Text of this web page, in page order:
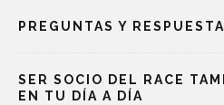
PREGUNTAS Y
SER SOCIO DEL RACE
EN TU DÍA A DÍA